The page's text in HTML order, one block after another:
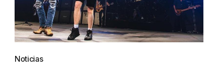
Noticias